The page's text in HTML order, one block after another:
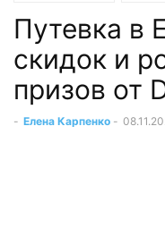
Путевка в
скидок и
призов от
- Елена Карпенко -